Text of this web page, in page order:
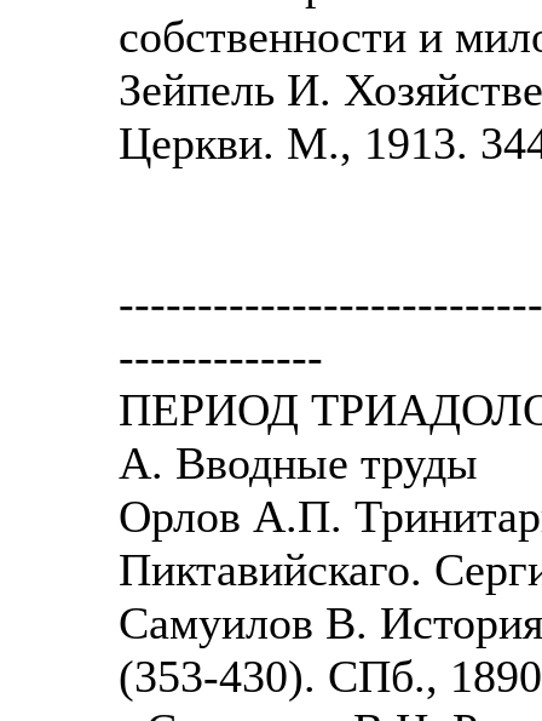
собственности и
Зейпель И.
Церкви. М., 1913.
-------------
ПЕРИОД
A. Вводные труды
Орлов А.П.
Пиктавийскаго.
Самуилов В. История
(353-430). СПб.,